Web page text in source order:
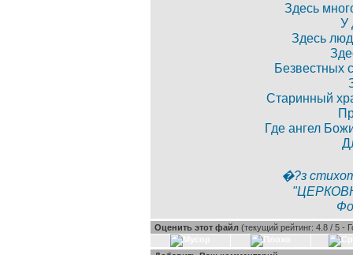
Здесь
У
Здесь
Безвестных
Старинный
Где ангел
�?з
Оценить этот файл (текущий рейтинг: 4.8 / 5 -